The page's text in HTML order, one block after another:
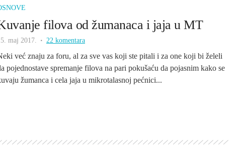
filova od žumanaca i jaja u MT
maj 2017. 22 komentara
već znaju za foru, al za sve vas koji ste pitali i za one koji bi želeli
pojednostave spremanje filova na pari pokušaću da pojasnim kako se
žumanca i cela jaja u mikrotalasnoj pećnici...